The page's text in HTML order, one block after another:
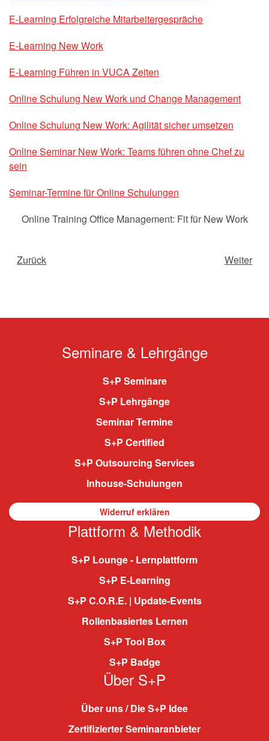
E-Learning Erfolgreiche Mitarbeitergespräche
E-Learning New Work
E-Learning Führen in VUCA Zeiten
Online Schulung New Work und Change Management
Online Schulung New Work: Agilität sicher umsetzen
Online Seminar New Work: Teams führen ohne Chef zu
sein
Seminar-Termine für Online Schulungen
Online Training Office Management: Fit für New Work
Zurück Weiter
Seminare & Lehrgänge
S+P Seminare
S+P Lehrgänge
Seminar Termine
S+P Certified
S+P Outsourcing Services
Inhouse-Schulungen
Widerruf erklären
Plattform & Methodik
S+P Lounge - Lernplattform
S+P E-Learning
S+P C.O.R.E. | Update-Events
Rollenbasiertes Lernen
S+P Tool Box
S+P Badge
Über S+P
Über uns / Die S+P Idee
Zertifizierter Seminaranbieter